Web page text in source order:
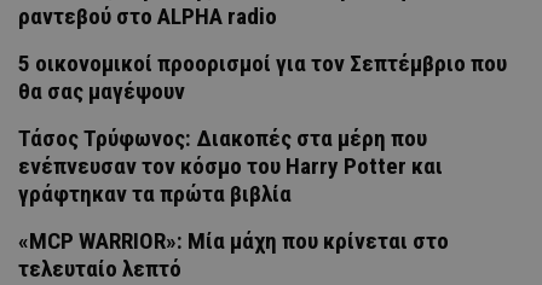
ραντεβού στο ALPHA radio
5 οικονομικοί προορισμοί για τον Σεπτέμβριο που
θα σας μαγέψουν
Τάσος Τρύφωνος: Διακοπές στα μέρη που
ενέπνευσαν τον κόσμο του Harry Potter και
γράφτηκαν τα πρώτα βιβλία
«MCP WARRIOR»: Μία μάχη που κρίνεται στο
τελευταίο λεπτό